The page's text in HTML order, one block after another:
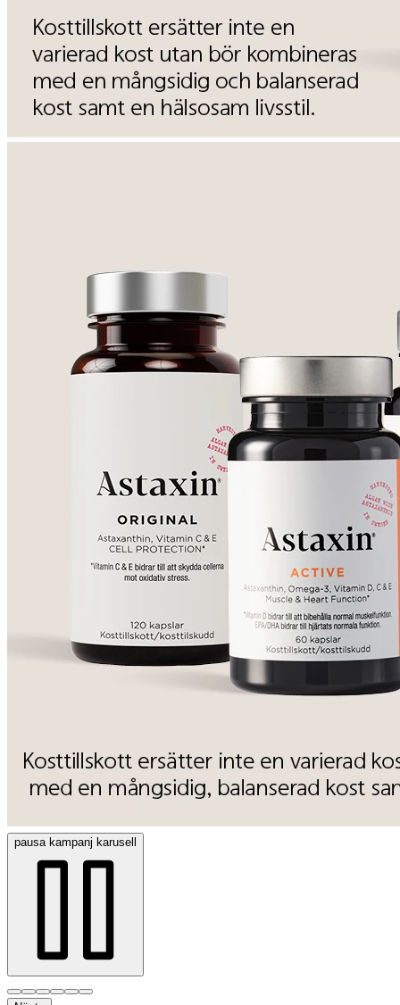
pausakampanj karusell